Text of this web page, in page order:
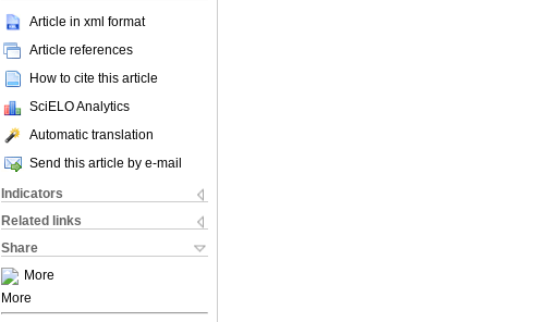
Article in xml format
Article references
How to cite this article
SciELO Analytics
Automatic translation
Send this article by e-mail
Indicators
Related links
Share
More
More